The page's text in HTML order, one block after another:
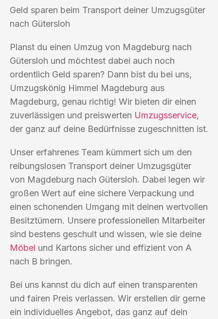
Geld sparen beim Transport deiner Umzugsgüter
nach Gütersloh
Planst du einen Umzug von Magdeburg nach
Gütersloh und möchtest dabei auch noch
ordentlich Geld sparen? Dann bist du bei uns,
Umzugskönig Himmel Magdeburg aus
Magdeburg, genau richtig! Wir bieten dir einen
zuverlässigen und preiswerten Umzugsservice,
der ganz auf deine Bedürfnisse zugeschnitten ist.
Unser erfahrenes Team kümmert sich um den
reibungslosen Transport deiner Umzugsgüter
von Magdeburg nach Gütersloh. Dabei legen wir
großen Wert auf eine sichere Verpackung und
einen schonenden Umgang mit deinen wertvollen
Besitztümern. Unsere professionellen Mitarbeiter
sind bestens geschult und wissen, wie sie deine
Möbel und Kartons sicher und effizient von A
nach B bringen.
Bei uns kannst du dich auf einen transparenten
und fairen Preis verlassen. Wir erstellen dir gerne
ein individuelles Angebot, das ganz auf dein